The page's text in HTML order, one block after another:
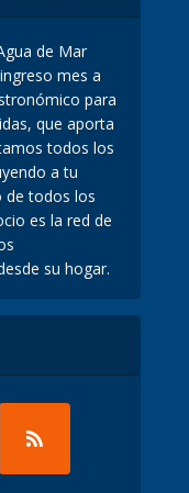
de Mar
mes a
para
que aporta
todos los
a tu
de todos los
es la red de
su hogar.